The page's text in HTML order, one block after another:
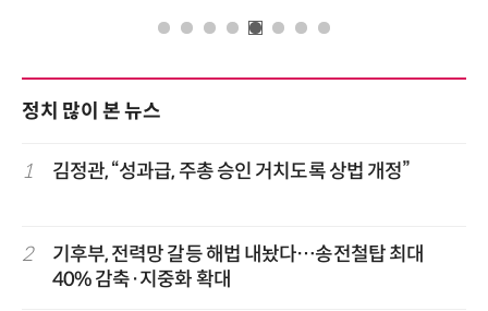
정치 많이 본 뉴스
1 김정관, “성과급, 주총 승인 거치도록 상법 개정”
2
기후부, 전력망 갈등 해법 내놨다…송전철탑 최대
40% 감축·지중화 확대